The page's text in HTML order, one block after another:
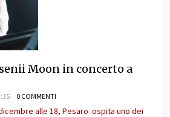
Moon in concerto a
0 COMMENTI
alle 18, Pesaro ospita uno dei